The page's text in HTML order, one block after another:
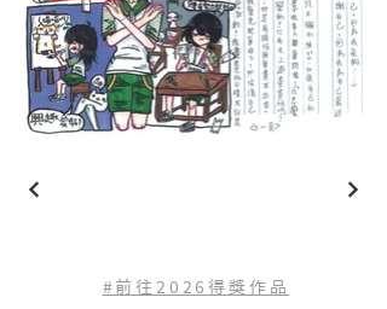
#前往2026得獎作品